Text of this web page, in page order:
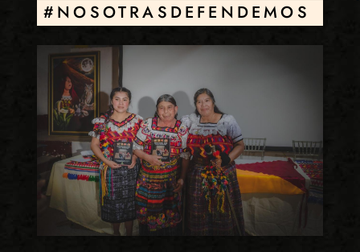
#NOSOTRASDEFENDEMOS